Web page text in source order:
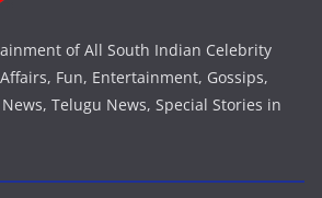
of All South Indian Celebrity
Fun, Entertainment, Gossips,
Telugu News, Special Stories in